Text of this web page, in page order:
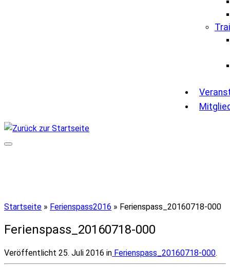
Startseite » Ferienspass2016 » Ferienspass_20160718-000
Ferienspass_20160718-000
Veröffentlicht 25. Juli 2016 in Ferienspass_20160718-000.